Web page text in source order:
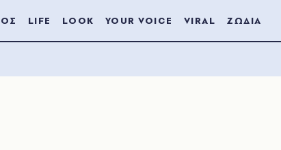
LIFE LOOK YOUR VOICE VIRAL ΖΩΔΙΑ